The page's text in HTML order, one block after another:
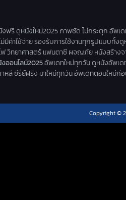
ฟรี ดูหนังใหม่2025 ภาพชัด ไม่กระตุก อัพเ
มีค่าใช้จ่าย รองรับการใช้งานทุกรูปแบบทั้
วิทยาศาสตร์ แฟนตาซี ผจญภัย หนังสร้างจ
ออนไลน์2025อัพเดทใหม่ทุกวัน ดูหนังอัพเด
าหลี ซีรี่ย์ฝรั่ง มาใหม่ทุกวัน อัพเดทตอนใหม่ก่
Copyright ©